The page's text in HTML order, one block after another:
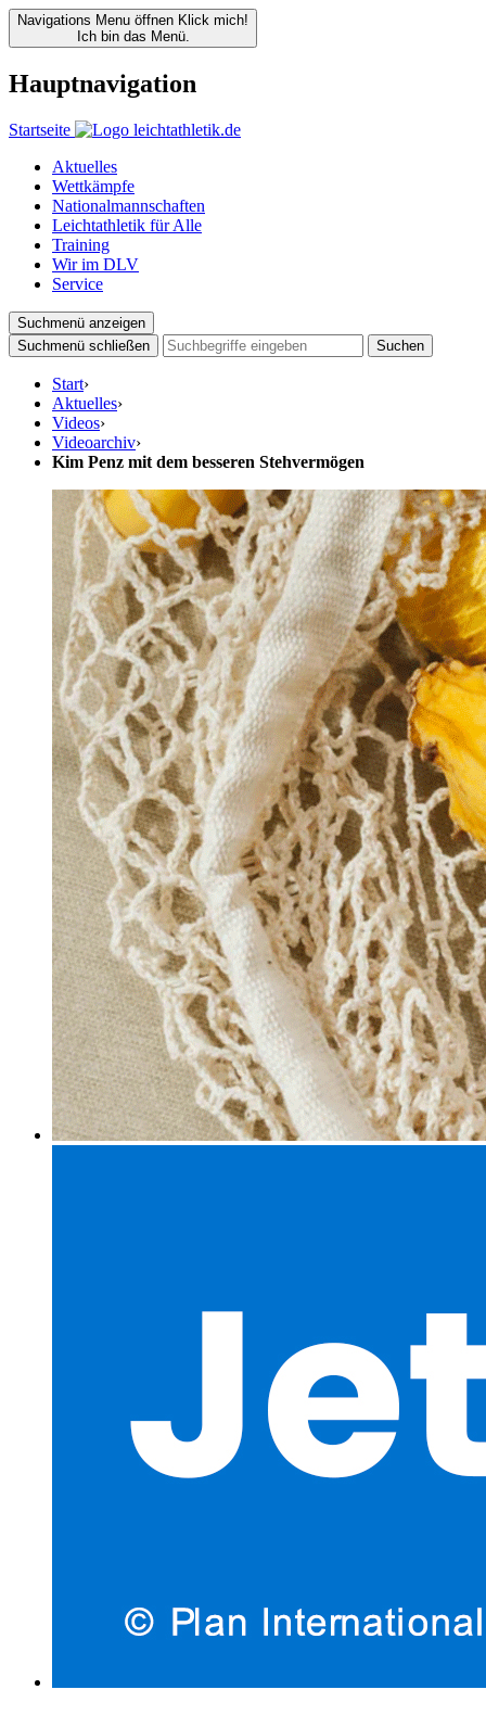
Navigations Menu öffnen Klick mich!
Ich bin das Menü.
Hauptnavigation
Startseite
Aktuelles
Wettkämpfe
Nationalmannschaften
Leichtathletik für Alle
Training
Wir im DLV
Service
Suchmenü anzeigen
Suchmenü schließen
Suchen
Start›
Aktuelles›
Videos›
Videoarchiv›
Kim Penz mit dem besseren Stehvermögen